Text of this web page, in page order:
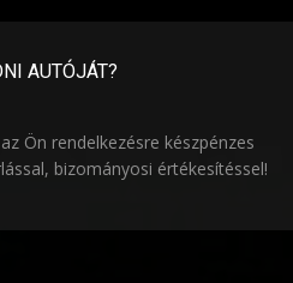
AUTÓJÁT?
Ön rendelkezésre készpénzes
bizományosi értékesítéssel!